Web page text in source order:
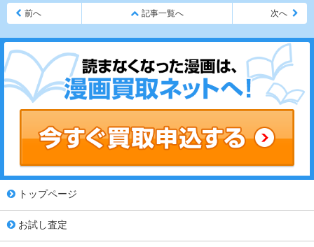
前へ 記事一覧へ 次へ
トップページ
お試し査定